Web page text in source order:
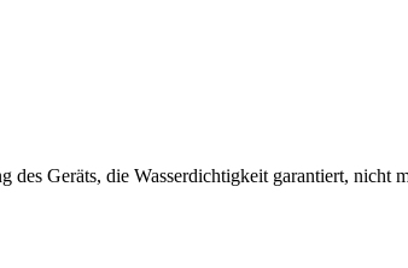
Geräts, die Wasserdichtigkeit garantiert, nicht